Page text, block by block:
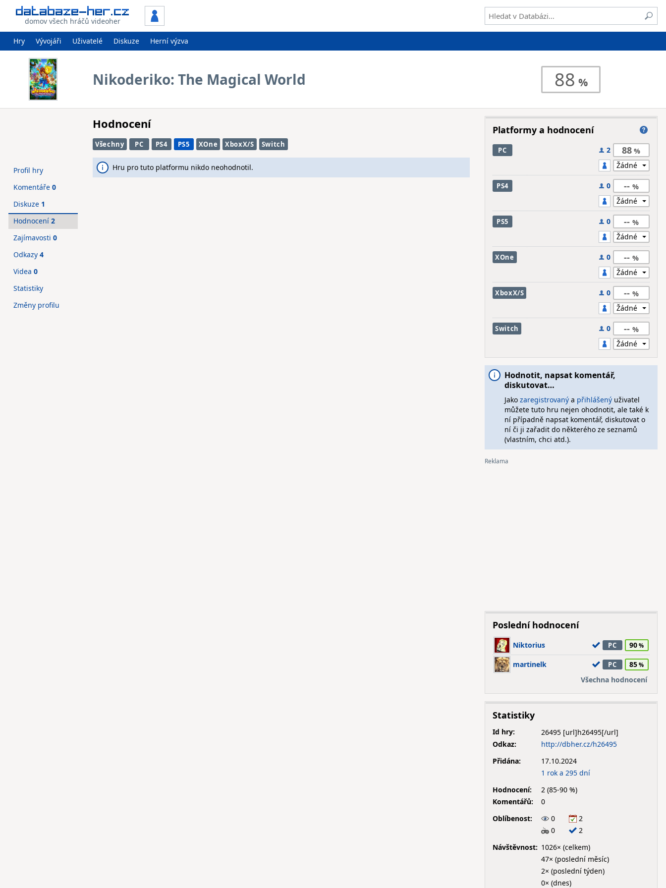
domov všech hráčů videoher
Hry Vývojáři Uživatelé Diskuze Herní výzva
Nikoderiko: The Magical World 88
Hodnocení
Všechny PC PS4 PS5 XOne XboxX/S Switch
Hru pro tuto platformu nikdo neohodnotil.
Profil hry
Komentáře 0
Diskuze 1
Hodnocení 2
Zajímavosti 0
Odkazy 4
Videa 0
Statistiky
Změny profilu
Platformy a hodnocení
PC 2 88
PS4 0 --
PS5 0 --
XOne 0 --
XboxX/S 0 --
Switch 0 --
Hodnotit, napsat komentář,
diskutovat…
Jako zaregistrovanýa přihlášenýuživatel
můžete tuto hru nejen ohodnotit, ale také k
ní případně napsat komentář, diskutovat o
ní či ji zařadit do některého ze seznamů
(vlastním, chci atd.).
Poslední hodnocení
Niktorius PC 90
martinelk PC
85
Všechna hodnocení
Statistiky
Id hry:
26495
Odkaz:
http://dbher.cz/h26495
Přidána:
17.10.2024
1 rok a 295 dní
Hodnocení:
2 (85-90 %)
Komentářů:
0
Oblíbenost:
0
2
0
2
Návštěvnost: 1026× (celkem)
47× (poslední měsíc)
2× (poslední týden)
0× (dnes)